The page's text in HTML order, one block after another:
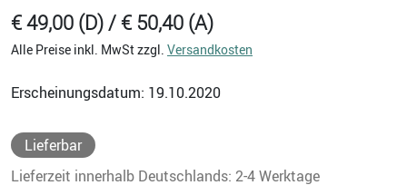
€ 49,00 (D) / € 50,40 (A)
Alle Preise inkl. MwSt zzgl. Versandkosten
Erscheinungsdatum: 19.10.2020
Lieferbar
Lieferzeit innerhalb Deutschlands: 2-4 Werktage